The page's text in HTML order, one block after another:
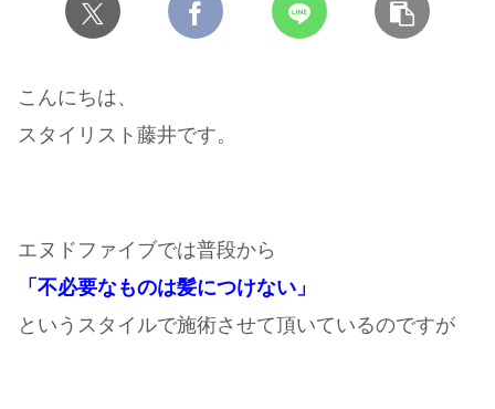
こんにちは、
スタイリスト藤井です。
エヌドファイブでは普段から
「不必要なものは髪につけない」
というスタイルで施術させて頂いているのですが